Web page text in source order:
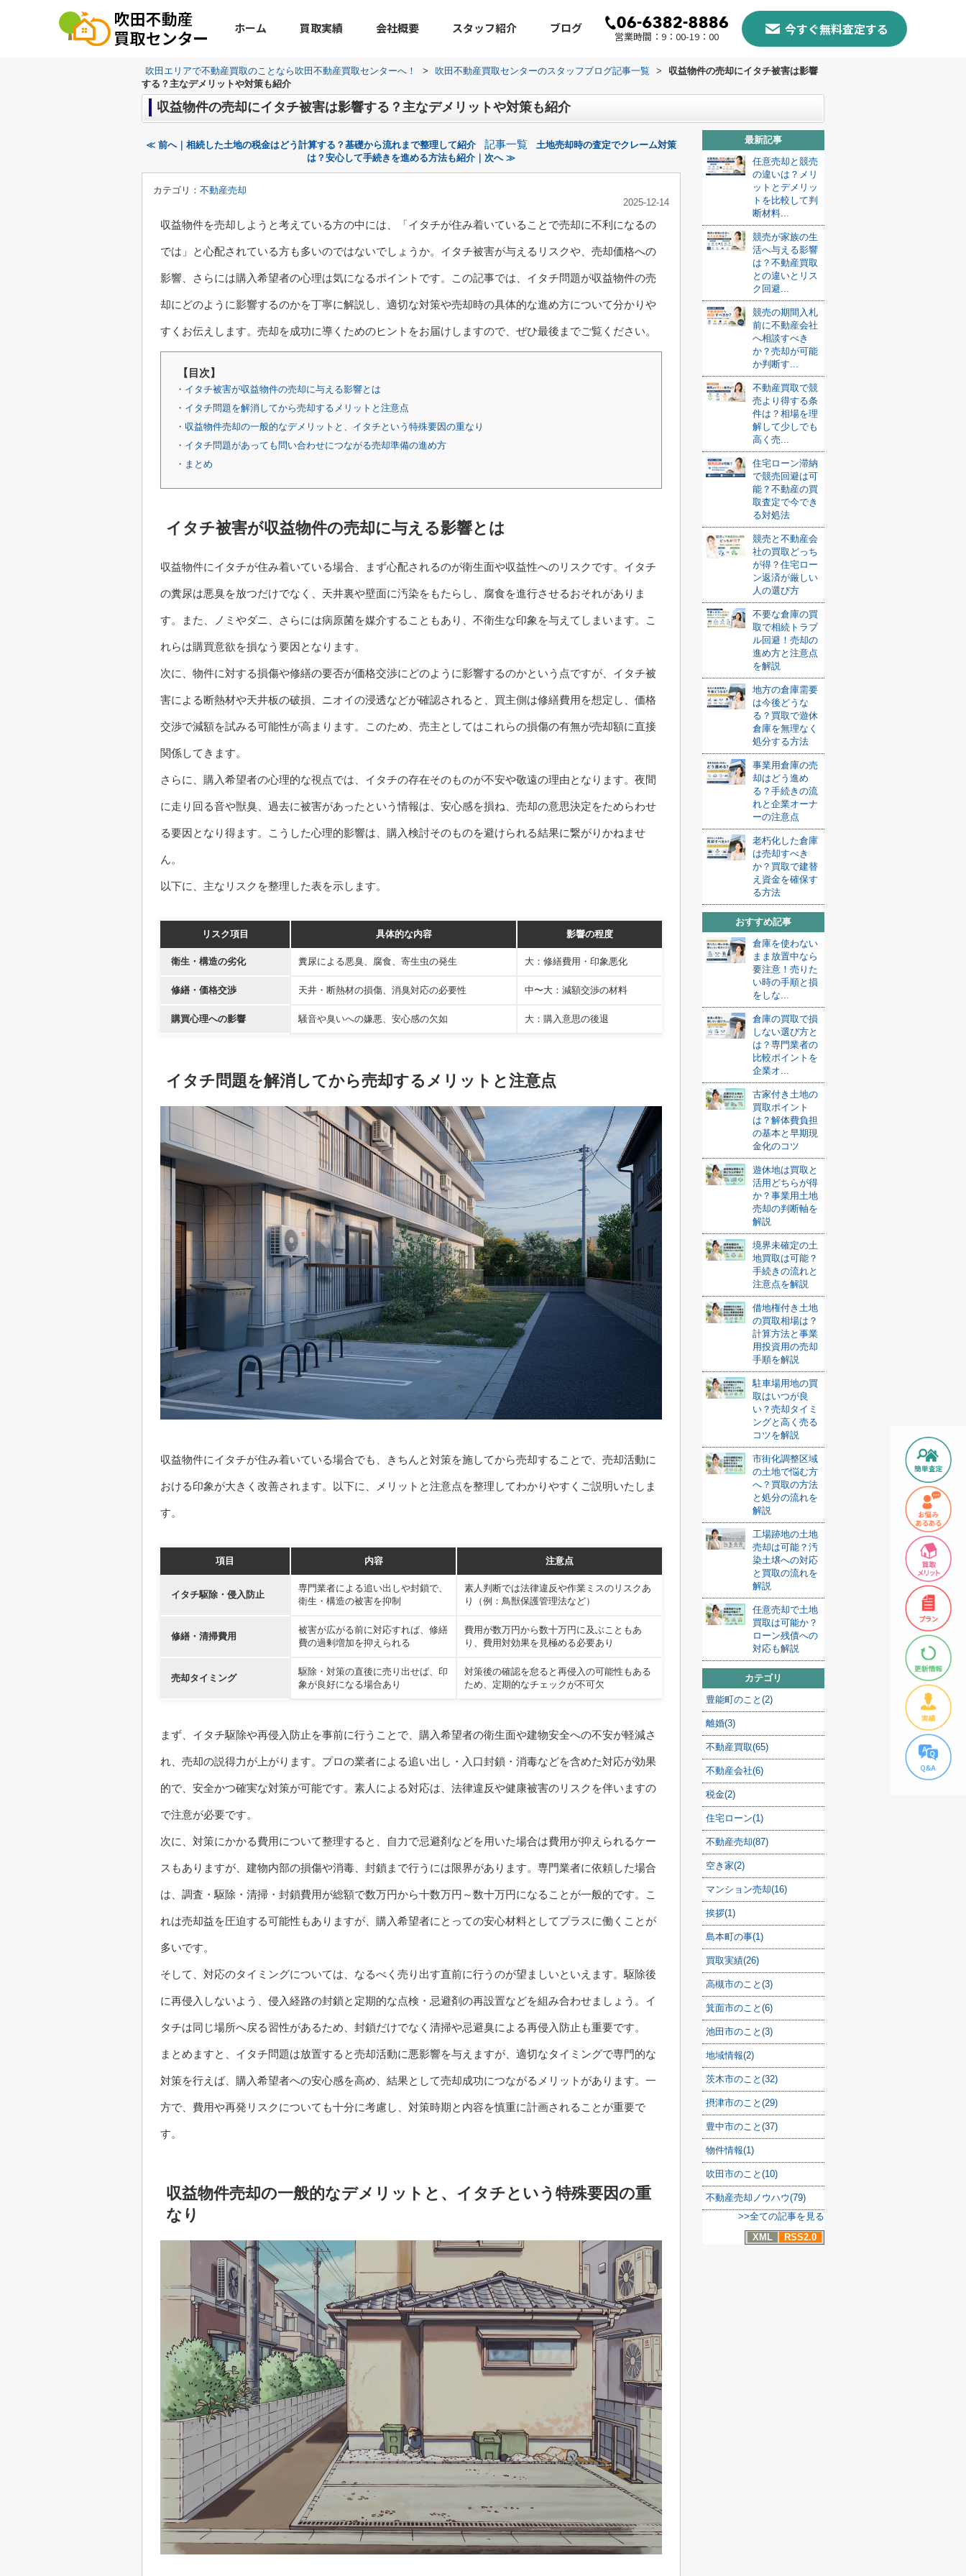
ホーム 買取実績 会社概要 スタッフ紹介 ブログ
営業時間：9：00-19：00 今すぐ無料査定する
吹田エリアで不動産買取のことなら吹田不動産買取センターへ！ > 吹田不動産買取センターのスタッフブログ記事一覧 >
収益物件の売却にイタチ被害は影響
する？主なデメリットや対策も紹介
収益物件の売却にイタチ被害は影響する？主なデメリットや対策も紹介
≪ 前へ｜相続した土地の税金はどう計算する？基礎から流れまで整理して紹介 記事一覧
土地売却時の査定でクレーム対策
は？安心して手続きを進める方法も紹介｜次へ ≫
カテゴリ： 不動産売却
2025-12-14
収益物件を売却しようと考えている方の中には、「イタチが住み着いていることで売却に不利になるの
では」と心配されている方も多いのではないでしょうか。イタチ被害が与えるリスクや、売却価格への
影響、さらには購入希望者の心理は気になるポイントです。この記事では、イタチ問題が収益物件の売
却にどのように影響するのかを丁寧に解説し、適切な対策や売却時の具体的な進め方について分かりや
すくお伝えします。売却を成功に導くためのヒントをお届けしますので、ぜひ最後までご覧ください。
【目次】
・イタチ被害が収益物件の売却に与える影響とは
・イタチ問題を解消してから売却するメリットと注意点
・収益物件売却の一般的なデメリットと、イタチという特殊要因の重なり
・イタチ問題があっても問い合わせにつながる売却準備の進め方
・まとめ
イタチ被害が収益物件の売却に与える影響とは
収益物件にイタチが住み着いている場合、まず心配されるのが衛生面や収益性へのリスクです。イタチ
の糞尿は悪臭を放つだけでなく、天井裏や壁面に汚染をもたらし、腐食を進行させるおそれがありま
す。また、ノミやダニ、さらには病原菌を媒介することもあり、不衛生な印象を与えてしまいます。こ
れらは購買意欲を損なう要因となります。
次に、物件に対する損傷や修繕の要否が価格交渉にどのように影響するのかという点ですが、イタチ被
害による断熱材や天井板の破損、ニオイの浸透などが確認されると、買主側は修繕費用を想定し、価格
交渉で減額を試みる可能性が高まります。このため、売主としてはこれらの損傷の有無が売却額に直接
関係してきます。
さらに、購入希望者の心理的な視点では、イタチの存在そのものが不安や敬遠の理由となります。夜間
に走り回る音や獣臭、過去に被害があったという情報は、安心感を損ね、売却の意思決定をためらわせ
る要因となり得ます。こうした心理的影響は、購入検討そのものを避けられる結果に繋がりかねませ
ん。
以下に、主なリスクを整理した表を示します。
リスク項目 具体的な内容 影響の程度
衛生・構造の劣化 糞尿による悪臭、腐食、寄生虫の発生 大：修繕費用・印象悪化
修繕・価格交渉 天井・断熱材の損傷、消臭対応の必要性 中〜大：減額交渉の材料
購買心理への影響 騒音や臭いへの嫌悪、安心感の欠如 大：購入意思の後退
イタチ問題を解消してから売却するメリットと注意点
収益物件にイタチが住み着いている場合でも、きちんと対策を施してから売却することで、売却活動に
おける印象が大きく改善されます。以下に、メリットと注意点を整理してわかりやすくご説明いたしま
す。
項目 内容 注意点
イタチ駆除・侵入防止
専門業者による追い出しや封鎖で、
衛生・構造の被害を抑制
素人判断では法律違反や作業ミスのリスクあ
り（例：鳥獣保護管理法など）
修繕・清掃費用
被害が広がる前に対応すれば、修繕
費の過剰増加を抑えられる
費用が数万円から数十万円に及ぶこともあ
り、費用対効果を見極める必要あり
売却タイミング
駆除・対策の直後に売り出せば、印
象が良好になる場合あり
対策後の確認を怠ると再侵入の可能性もある
ため、定期的なチェックが不可欠
まず、イタチ駆除や再侵入防止を事前に行うことで、購入希望者の衛生面や建物安全への不安が軽減さ
れ、売却の説得力が上がります。プロの業者による追い出し・入口封鎖・消毒などを含めた対応が効果
的で、安全かつ確実な対策が可能です。素人による対応は、法律違反や健康被害のリスクを伴いますの
で注意が必要です。
次に、対策にかかる費用について整理すると、自力で忌避剤などを用いた場合は費用が抑えられるケー
スもありますが、建物内部の損傷や消毒、封鎖まで行うには限界があります。専門業者に依頼した場合
は、調査・駆除・清掃・封鎖費用が総額で数万円から十数万円～数十万円になることが一般的です。こ
れは売却益を圧迫する可能性もありますが、購入希望者にとっての安心材料としてプラスに働くことが
多いです。
そして、対応のタイミングについては、なるべく売り出す直前に行うのが望ましいといえます。駆除後
に再侵入しないよう、侵入経路の封鎖と定期的な点検・忌避剤の再設置などを組み合わせましょう。イ
タチは同じ場所へ戻る習性があるため、封鎖だけでなく清掃や忌避臭による再侵入防止も重要です。
まとめますと、イタチ問題は放置すると売却活動に悪影響を与えますが、適切なタイミングで専門的な
対策を行えば、購入希望者への安心感を高め、結果として売却成功につながるメリットがあります。一
方で、費用や再発リスクについても十分に考慮し、対策時期と内容を慎重に計画されることが重要で
す。
収益物件売却の一般的なデメリットと、イタチという特殊要因の重
なり
最新記事
任意売却と競売
の違いは？メリ
ットとデメリッ
トを比較して判
断材料...
競売が家族の生
活へ与える影響
は？不動産買取
との違いとリス
ク回避...
競売の期間入札
前に不動産会社
へ相談すべき
か？売却が可能
か判断す...
不動産買取で競
売より得する条
件は？相場を理
解して少しでも
高く売...
住宅ローン滞納
で競売回避は可
能？不動産の買
取査定で今でき
る対処法
競売と不動産会
社の買取どっち
が得？住宅ロー
ン返済が厳しい
人の選び方
不要な倉庫の買
取で相続トラブ
ル回避！売却の
進め方と注意点
を解説
地方の倉庫需要
は今後どうな
る？買取で遊休
倉庫を無理なく
処分する方法
事業用倉庫の売
却はどう進め
る？手続きの流
れと企業オーナ
ーの注意点
老朽化した倉庫
は売却すべき
か？買取で建替
え資金を確保す
る方法
おすすめ記事
倉庫を使わない
まま放置中なら
要注意！売りた
い時の手順と損
をしな...
倉庫の買取で損
しない選び方と
は？専門業者の
比較ポイントを
企業オ...
古家付き土地の
買取ポイント
は？解体費負担
の基本と早期現
金化のコツ
遊休地は買取と
活用どちらが得
か？事業用土地
売却の判断軸を
解説
境界未確定の土
地買取は可能？
手続きの流れと
注意点を解説
借地権付き土地
の買取相場は？
計算方法と事業
用投資用の売却
手順を解説
駐車場用地の買
取はいつが良
い？売却タイミ
ングと高く売る
コツを解説
市街化調整区域
の土地で悩む方
へ？買取の方法
と処分の流れを
解説
工場跡地の土地
売却は可能？汚
染土壌への対応
と買取の流れを
解説
任意売却で土地
買取は可能か？
ローン残債への
対応も解説
カテゴリ
豊能町のこと(2)
離婚(3)
不動産買取(65)
不動産会社(6)
税金(2)
住宅ローン(1)
不動産売却(87)
空き家(2)
マンション売却(16)
挨拶(1)
島本町の事(1)
買取実績(26)
高槻市のこと(3)
箕面市のこと(6)
池田市のこと(3)
地域情報(2)
茨木市のこと(32)
摂津市のこと(29)
豊中市のこと(37)
物件情報(1)
吹田市のこと(10)
不動産売却ノウハウ(79)
>>全ての記事を見る
XML
RSS2.0